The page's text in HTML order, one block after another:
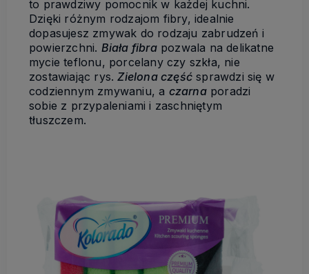
to prawdziwy pomocnik w każdej kuchni.
Dzięki różnym rodzajom fibry, idealnie
dopasujesz zmywak do rodzaju zabrudzeń i
powierzchni. Biała fibrapozwala na delikatne
mycie teflonu, porcelany czy szkła, nie
zostawiając rys.Zielona część sprawdzi się w
codziennym zmywaniu, a czarnaporadzi
sobie z przypaleniami i zaschniętym
tłuszczem.